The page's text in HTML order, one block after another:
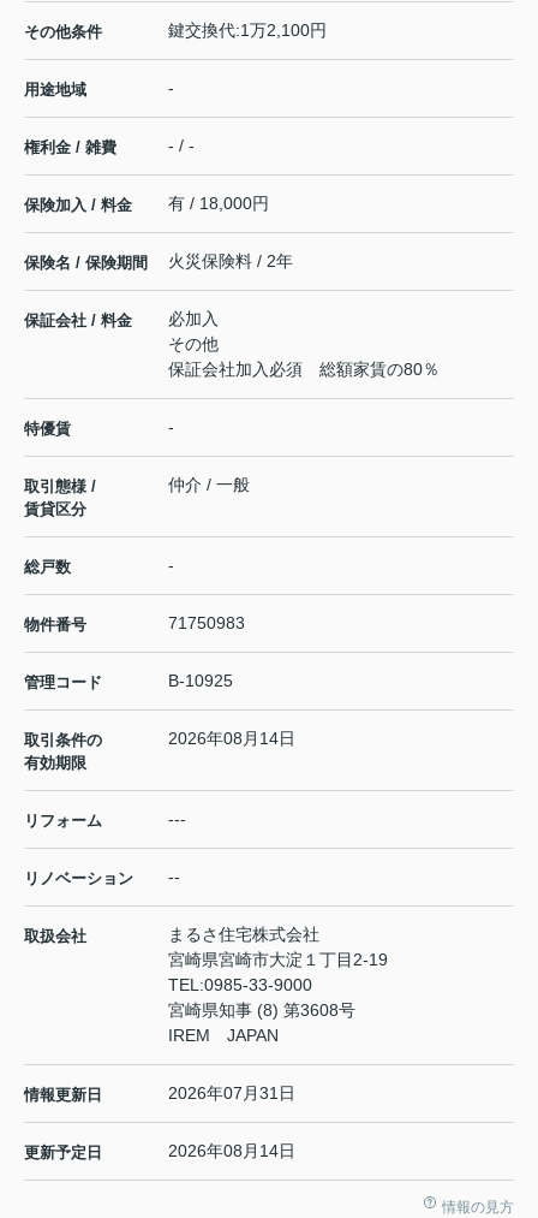
その他条件 鍵交換代:1万2,100円
用途地域 -
権利金 / 雑費 - / -
保険加入 / 料金 有 / 18,000円
保険名 / 保険期間 火災保険料 / 2年
保証会社 / 料金
必加入
その他
保証会社加入必須 総額家賃の80％
特優賃 -
取引態様 /
賃貸区分
仲介 / 一般
総戸数 -
物件番号 71750983
管理コード B-10925
取引条件の
有効期限
2026年08月14日
リフォーム ---
リノベーション --
取扱会社
まるさ住宅株式会社
宮崎県宮崎市大淀１丁目2-19
TEL:0985-33-9000
宮崎県知事 (8) 第3608号
IREM JAPAN
情報更新日 2026年07月31日
更新予定日 2026年08月14日
情報の見方